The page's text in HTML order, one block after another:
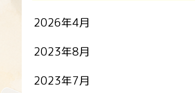
2026年4月
2023年8月
2023年7月